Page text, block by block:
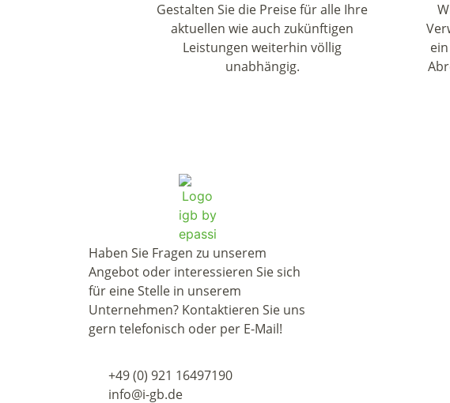
Gestalten Sie die Preise für alle Ihre
aktuellen wie auch zukünftigen
Leistungen weiterhin völlig
unabhängig.
Haben Sie Fragen zu unserem
Angebot oder interessieren Sie sich
für eine Stelle in unserem
Unternehmen? Kontaktieren Sie uns
gern telefonisch oder per E-Mail!
+49 (0) 921 16497190
info@i-gb.de